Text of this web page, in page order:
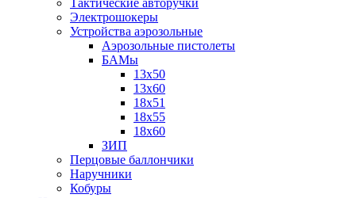
Электрошокеры
Устройства аэрозольные
Аэрозольные пистолеты
БАМы
13х50
13х60
18х51
18х55
18х60
ЗИП
Перцовые баллончики
Наручники
Кобуры